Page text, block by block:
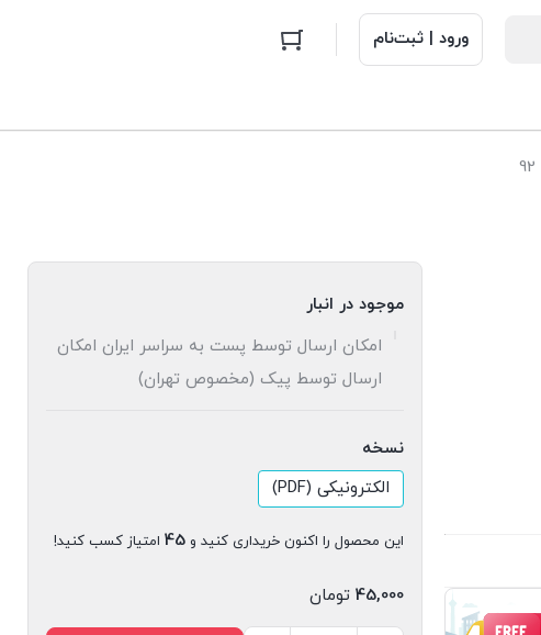
ورود | ثبت‌نام
موجود در انبار
امکان ارسال توسط پست به سراسر ایران امکان
ارسال توسط پیک (مخصوص تهران)
نسخه
الکترونیکی (PDF)
این محصول را اکنون خریداری کنید و 45 امتیاز کسب کنید!
45,000 تومان